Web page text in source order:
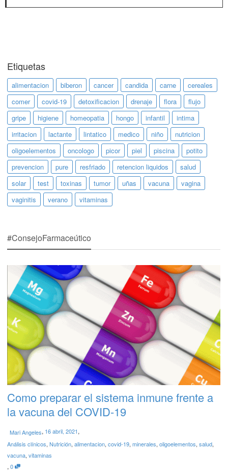
Etiquetas
alimentacion biberon cancer candida carne
cereales
comer
covid-19 detoxificacion drenaje flora
flujo
gripe
higiene homeopatia hongo infantil
intima
irritacion
lactante lintatico medico niño
nutricion
oligoelementos
oncologo picor piel piscina
potito
prevencion
pure resfriado retencion liquidos
salud
solar
test toxinas tumor uñas vacuna
vagina
vaginitis
verano vitaminas
#ConsejoFarmaceútico
Como preparar el sistema inmune frente a
la vacuna del COVID-19
Mari Angeles, 16 abril, 2021,
Análisis clínicos, Nutrición, alimentacion, covid-19, minerales, oligoelementos, salud,
vacuna, vitaminas
,0